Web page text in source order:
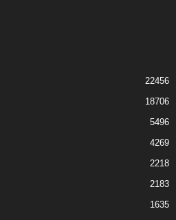
22456
18706
5496
4269
2218
2183
1635